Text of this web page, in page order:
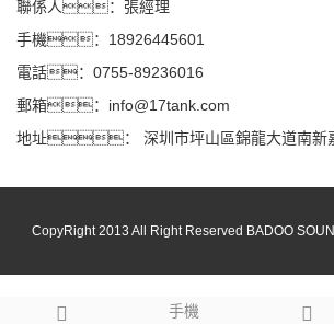
聯係人：張經理
手機：18926445601
電話：0755-89236016
郵箱：info@17tank.com
地址： 深圳市坪山區錦龍大道南新
手機
CopyRight 2013 All Right Reserved BADOO